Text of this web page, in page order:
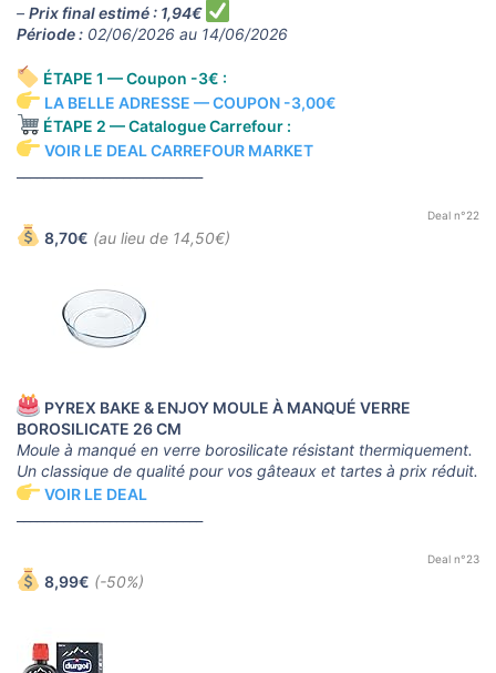
– Prix final estimé : 1,94€
Période : 02/06/2026 au 14/06/2026
ÉTAPE 1 — Coupon -3€ :
LA BELLE ADRESSE — COUPON -3,00€
ÉTAPE 2 — Catalogue Carrefour :
VOIR LE DEAL CARREFOUR MARKET
Deal n°22
8,70€ (au lieu de 14,50€)
PYREX BAKE & ENJOY MOULE À MANQUÉ VERRE
BOROSILICATE 26 CM
Moule à manqué en verre borosilicate résistant thermiquement.
Un classique de qualité pour vos gâteaux et tartes à prix réduit.
VOIR LE DEAL
Deal n°23
8,99€ (-50%)